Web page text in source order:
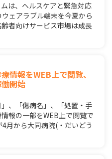
は、ヘルスケアと緊急対応
ェアラブル端末を今夏から
者向けサービス市場は成長
情報をWEB上で閲覧、
開始
、「傷病名」、「処置・手
報の一部をWEB上で閲覧で
月から大同病院(・だいどう